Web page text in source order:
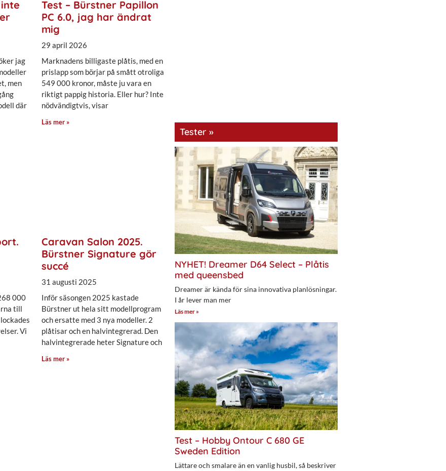
jag
men
där
Test – Bürstner Papillon
PC 6.0, jag har ändrat
mig
29 april 2026
Marknadens billigaste plåtis, med en
prislapp som börjar på smått otroliga
549 000 kronor, måste ju vara en
riktigt pappig historia. Eller hur? Inte
nödvändigtvis, visar
Läs mer »
000
till
Vi
Caravan Salon 2025.
Bürstner Signature gör
succé
31 augusti 2025
Inför säsongen 2025 kastade
Bürstner ut hela sitt modellprogram
och ersatte med 3 nya modeller. 2
plåtisar och en halvintegrerad. Den
halvintegrerade heter Signature och
Läs mer »
Tester »
NYHET! Dreamer D64 Select – Plåtis
med queensbed
Dreamer är kända för sina innovativa planlösningar.
I år lever man mer
Läs mer »
Test – Hobby Ontour C 680 GE
Sweden Edition
Lättare och smalare än en vanlig husbil, så beskriver